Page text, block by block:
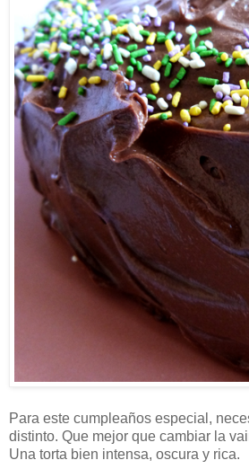
Para este cumpleaños especial,
distinto. Que mejor que cambiar la
Una torta bien intensa, oscura y rica.